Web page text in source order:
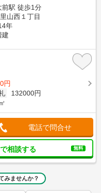
前駅 徒歩1分
山西１丁目
年
建
円
132000円
電話で問合せ
相談する 無料
みませんか？